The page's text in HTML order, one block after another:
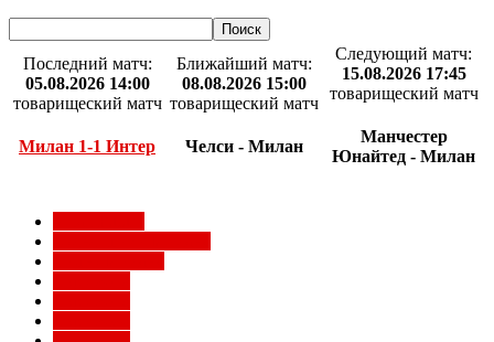
Последний матч:
05.08.2026 14:00
товарищеский матч
Милан 1-1 Интер
Ближайший матч:
08.08.2026 15:00
товарищеский матч
Челси - Милан
Следующий матч:
15.08.2026 17:45
товарищеский матч
Манчестер
Юнайтед - Милан